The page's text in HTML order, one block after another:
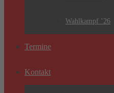
Wahlkampf ’26
Termine
Kontakt